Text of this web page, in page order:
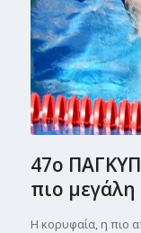
47ο
πιο
Η κορυφαία, η πιο